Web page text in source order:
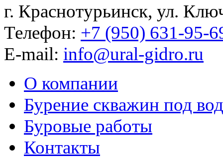
г. Краснотурьинск, ул.
Телефон: +7 (950) 631-95-
E-mail: info@ural-gidro.ru
О компании
Бурение скважин под
Буровые работы
Контакты